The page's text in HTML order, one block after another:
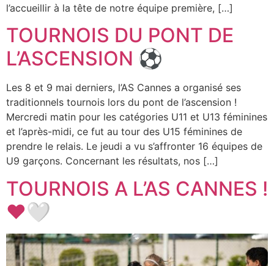
l’accueillir à la tête de notre équipe première, […]
TOURNOIS DU PONT DE
L’ASCENSION ⚽️
Les 8 et 9 mai derniers, l’AS Cannes a organisé ses
traditionnels tournois lors du pont de l’ascension !
Mercredi matin pour les catégories U11 et U13 féminines
et l’après-midi, ce fut au tour des U15 féminines de
prendre le relais. Le jeudi a vu s’affronter 16 équipes de
U9 garçons. Concernant les résultats, nos […]
TOURNOIS A L’AS CANNES !
❤️🤍